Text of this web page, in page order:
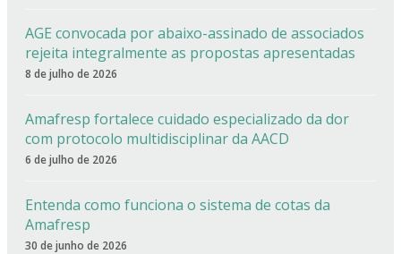
AGE convocada por abaixo-assinado de associados
rejeita integralmente as propostas apresentadas
8 de julho de 2026
Amafresp fortalece cuidado especializado da dor
com protocolo multidisciplinar da AACD
6 de julho de 2026
Entenda como funciona o sistema de cotas da
Amafresp
30 de junho de 2026